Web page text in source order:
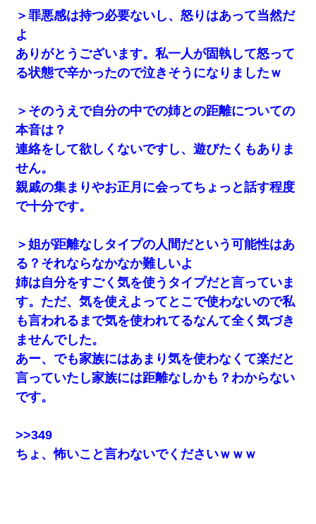
＞罪悪感は持つ必要ないし、怒りはあって当然だ
よ
ありがとうございます。私一人が固執して怒って
る状態で辛かったので泣きそうになりましたｗ
＞そのうえで自分の中での姉との距離についての
本音は？
連絡をして欲しくないですし、遊びたくもありま
せん。
親戚の集まりやお正月に会ってちょっと話す程度
で十分です。
＞姐が距離なしタイプの人間だという可能性はあ
る？それならなかなか難しいよ
姉は自分をすごく気を使うタイプだと言っていま
す。ただ、気を使えよってとこで使わないので私
も言われるまで気を使われてるなんて全く気づき
ませんでした。
あー、でも家族にはあまり気を使わなくて楽だと
言っていたし家族には距離なしかも？わからない
です。
>>349
ちょ、怖いこと言わないでくださいｗｗｗ